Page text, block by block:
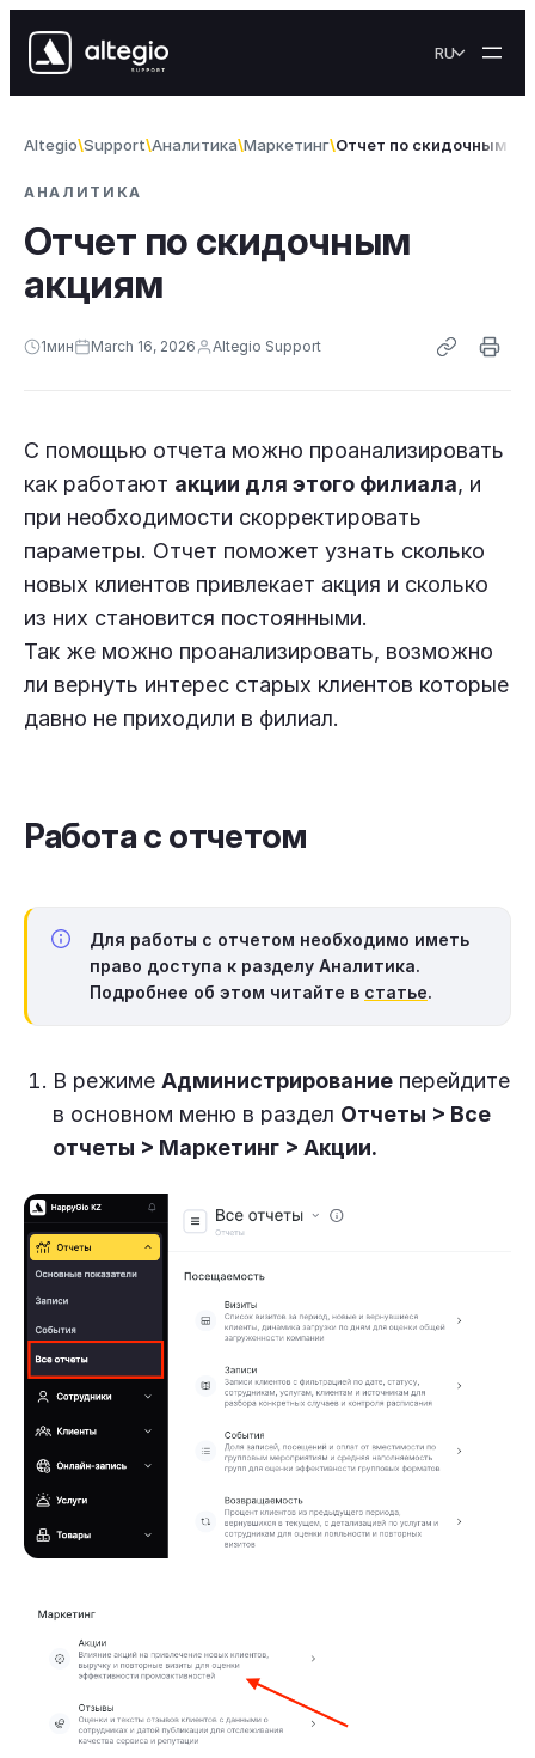
RU
Altegio Support Аналитика Маркетинг Отчет по скидочным
АНАЛИТИКА
Отчет по скидочным
акциям
1мин March 16, 2026 Altegio Support
С помощью отчета можно проанализировать
как работают акции для этого филиала, и
при необходимости скорректировать
параметры. Отчет поможет узнать сколько
новых клиентов привлекает акция и сколько
из них становится постоянными.
Так же можно проанализировать, возможно
ли вернуть интерес старых клиентов которые
давно не приходили в филиал.
Работа с отчетом
Для работы с отчетом необходимо иметь
право доступа к разделу Аналитика.
Подробнее об этом читайте в статье.
В режиме Администрирование перейдите
в основном меню в раздел Отчеты > Все
отчеты > Маркетинг > Акции.